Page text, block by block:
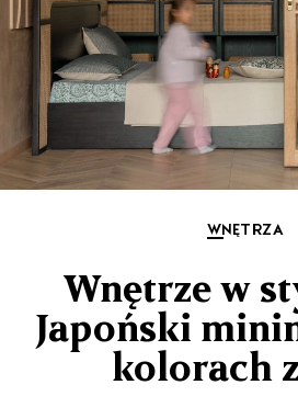
WNĘTRZA
Wnętrze w
Japoński
kolorach